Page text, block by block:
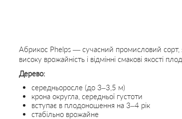
Абрикос Phelps — сучасний промисловий сорт,
високу врожайність і відмінні смакові якості
Дерево:
середньоросле (до 3–3,5 м)
крона округла, середньої густоти
вступає в плодоношення на 3–4 рік
стабільно врожайне